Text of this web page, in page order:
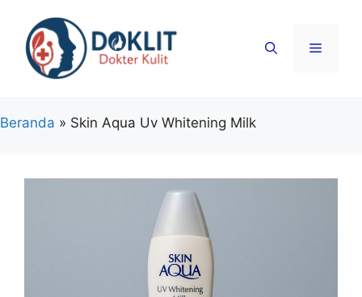
Menu
Beranda » Skin Aqua Uv Whitening Milk